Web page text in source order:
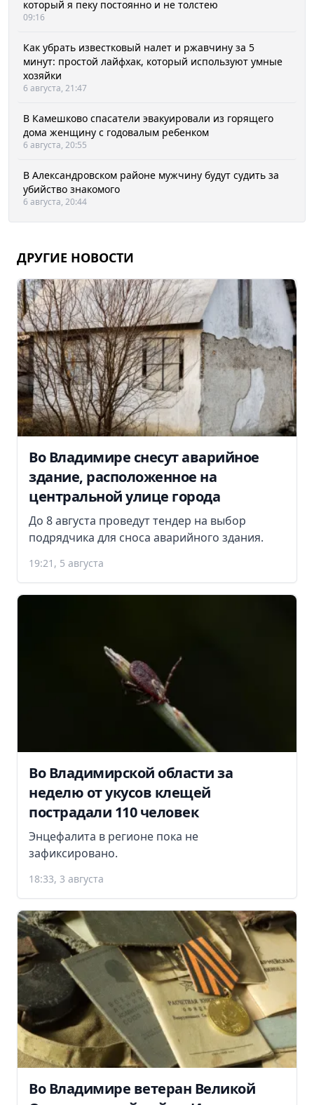
который я пеку постоянно и не толстею
09:16
Как убрать известковый налет и ржавчину за 5
минут: простой лайфхак, который используют умные
хозяйки
6 августа, 21:47
В Камешково спасатели эвакуировали из горящего
дома женщину с годовалым ребенком
6 августа, 20:55
В Александровском районе мужчину будут судить за
убийство знакомого
6 августа, 20:44
ДРУГИЕ НОВОСТИ
Во Владимире снесут аварийное
здание, расположенное на
центральной улице города
До 8 августа проведут тендер на выбор
подрядчика для сноса аварийного здания.
19:21, 5 августа
Во Владимирской области за
неделю от укусов клещей
пострадали 110 человек
Энцефалита в регионе пока не
зафиксировано.
18:33, 3 августа
Во Владимире ветеран Великой